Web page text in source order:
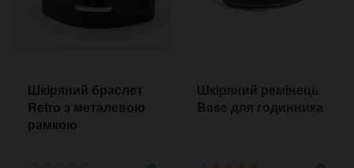
Шкіряний браслет
Retro з металевою
рамкою
Шкіряний ремінець
Base для годинника